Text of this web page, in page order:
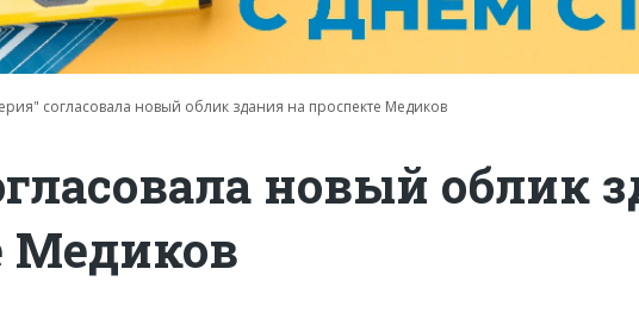
Глоссарий
согласовала новый облик здания на проспекте Медиков
новый облик
Медиков